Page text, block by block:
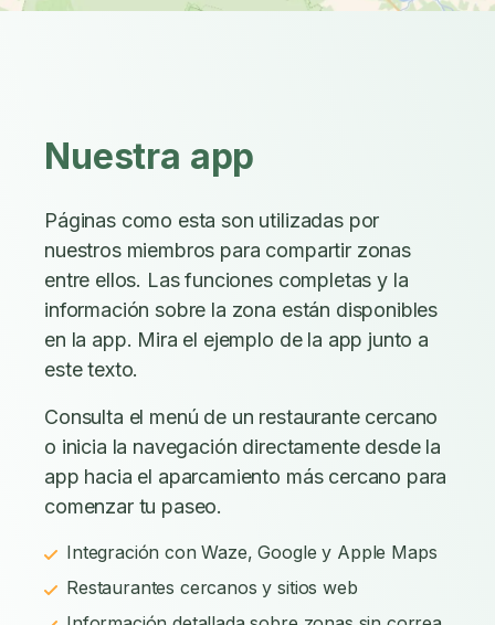
Nuestra app
Páginas como esta son utilizadas por
nuestros miembros para compartir zonas
entre ellos. Las funciones completas y la
información sobre la zona están disponibles
en la app. Mira el ejemplo de la app junto a
este texto.
Consulta el menú de un restaurante cercano
o inicia la navegación directamente desde la
app hacia el aparcamiento más cercano para
comenzar tu paseo.
Integración con Waze, Google y Apple Maps
Restaurantes cercanos y sitios web